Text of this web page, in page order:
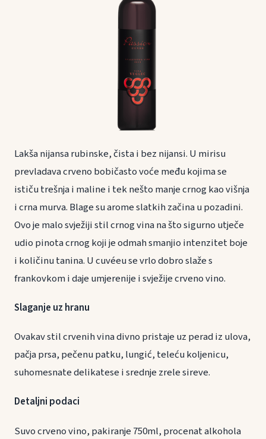
Lakša nijansa rubinske, čista i bez nijansi. U mirisu
prevladava crveno bobičasto voće među kojima se
ističu trešnja i maline i tek nešto manje crnog kao višnja
i crna murva. Blage su arome slatkih začina u pozadini.
Ovo je malo svježiji stil crnog vina na što sigurno utječe
udio pinota crnog koji je odmah smanjio intenzitet boje
i količinu tanina. U cuvéeu se vrlo dobro slaže s
frankovkom i daje umjerenije i svježije crveno vino.
Slaganje uz hranu
Ovakav stil crvenih vina divno pristaje uz perad iz ulova,
pačja prsa, pečenu patku, lungić, teleću koljenicu,
suhomesnate delikatese i srednje zrele sireve.
Detaljni podaci
Suvo crveno vino, pakiranje 750ml, procenat alkohola